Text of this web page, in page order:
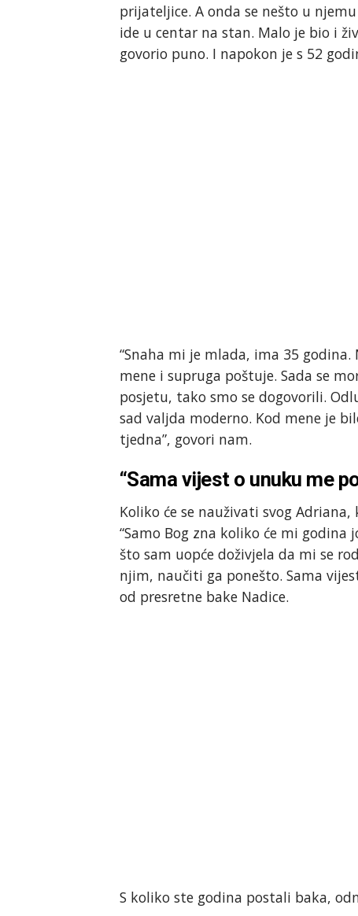
prijateljice. A onda se nešto u
ide u centar na stan. Malo je bio i
govorio puno. I napokon je s 52
“Snaha mi je mlada, ima 35
mene i supruga poštuje. Sada se
posjetu, tako smo se dogovorili.
sad valjda moderno. Kod mene je
tjedna”, govori nam.
“Sama vijest o unuku me
Koliko će se nauživati svog
“Samo Bog zna koliko će mi
što sam uopće doživjela da mi se
njim, naučiti ga ponešto. Sama
od presretne bake Nadice.
S koliko ste godina postali baka,